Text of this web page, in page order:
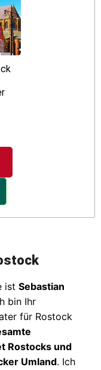
ist Sebastian
bin Ihr
für Rostock
Rostocks und
Umland. Ich